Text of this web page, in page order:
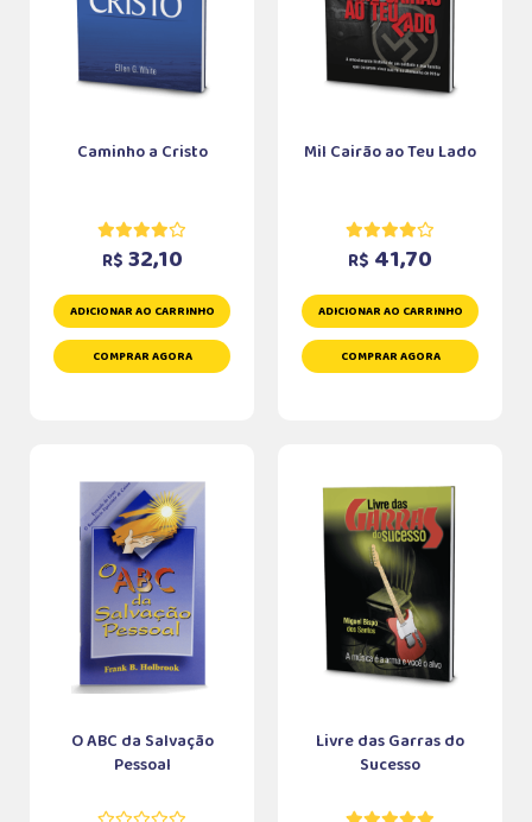
Caminho a Cristo
R$ 32,10
ADICIONAR AO CARRINHO
COMPRAR AGORA
Mil Cairão ao Teu Lado
R$ 41,70
ADICIONAR AO CARRINHO
COMPRAR AGORA
O ABC da Salvação
Pessoal
Livre das Garras do
Sucesso